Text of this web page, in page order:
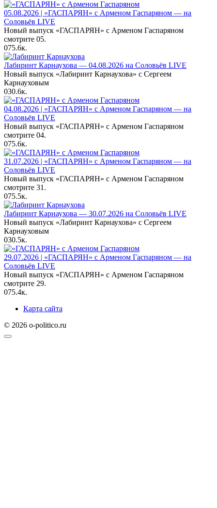
05.08.2026 | «ГАСПАРЯН» с Арменом Гаспаряном — на
Соловьёв LIVE
Новый выпуск «ГАСПАРЯН» с Арменом Гаспаряном
смотрите 05.
075.6к.
Лабиринт Карнаухова — 04.08.2026 на Соловьёв LIVE
Новый выпуск «Лабиринт Карнаухова» с Сергеем
Карнауховым
030.6к.
04.08.2026 | «ГАСПАРЯН» с Арменом Гаспаряном — на
Соловьёв LIVE
Новый выпуск «ГАСПАРЯН» с Арменом Гаспаряном
смотрите 04.
075.6к.
31.07.2026 | «ГАСПАРЯН» с Арменом Гаспаряном — на
Соловьёв LIVE
Новый выпуск «ГАСПАРЯН» с Арменом Гаспаряном
смотрите 31.
075.5к.
Лабиринт Карнаухова — 30.07.2026 на Соловьёв LIVE
Новый выпуск «Лабиринт Карнаухова» с Сергеем
Карнауховым
030.5к.
29.07.2026 | «ГАСПАРЯН» с Арменом Гаспаряном — на
Соловьёв LIVE
Новый выпуск «ГАСПАРЯН» с Арменом Гаспаряном
смотрите 29.
075.4к.
Карта сайта
© 2026 o-politico.ru